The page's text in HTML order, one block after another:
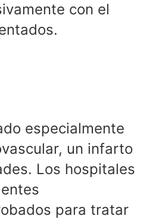
con el
especialmente
un infarto
Los hospitales
para tratar